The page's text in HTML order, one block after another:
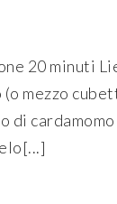
20 minuti
mezzo
di